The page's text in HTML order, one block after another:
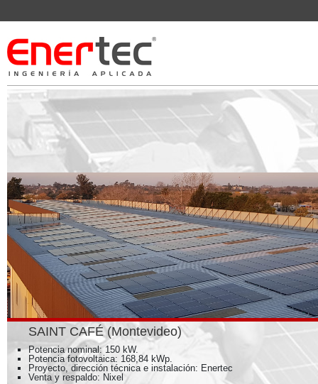
SAINT CAFÉ (Montevideo)
Potencia nominal: 150 kW.
Potencia fotovoltaica: 168,84 kWp.
Proyecto, dirección técnica e instalación: Enertec
Venta y respaldo: Nixel